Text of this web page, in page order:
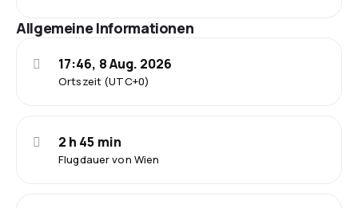
Allgemeine Informationen
Ortszeit (UTC+0)
17:46, 8 Aug. 2026
Flugdauer von Wien
2 h 45 min